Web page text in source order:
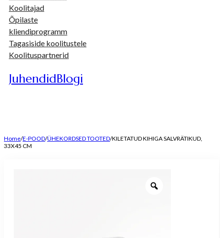
Koolitajad
Õpilaste
kliendiprogramm
Tagasiside koolitustele
Koolituspartnerid
JuhendidBlogi
Home/E-POOD/ÜHEKORDSED TOOTED/KILETATUD KIHIGA SALVRÄTIKUD,
33X45 CM